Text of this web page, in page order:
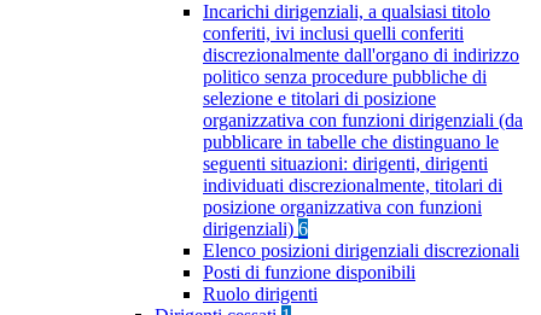
Incarichi dirigenziali, a qualsiasi titolo
conferiti, ivi inclusi quelli conferiti
discrezionalmente dall'organo di indirizzo
politico senza procedure pubbliche di
selezione e titolari di posizione
organizzativa con funzioni dirigenziali (da
pubblicare in tabelle che distinguano le
seguenti situazioni: dirigenti, dirigenti
individuati discrezionalmente, titolari di
posizione organizzativa con funzioni
dirigenziali) 6
Elenco posizioni dirigenziali discrezionali
Posti di funzione disponibili
Ruolo dirigenti